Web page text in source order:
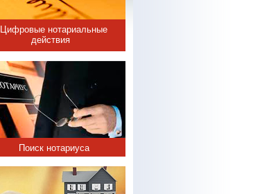
Цифровые нотариальные
действия
Поиск нотариуса